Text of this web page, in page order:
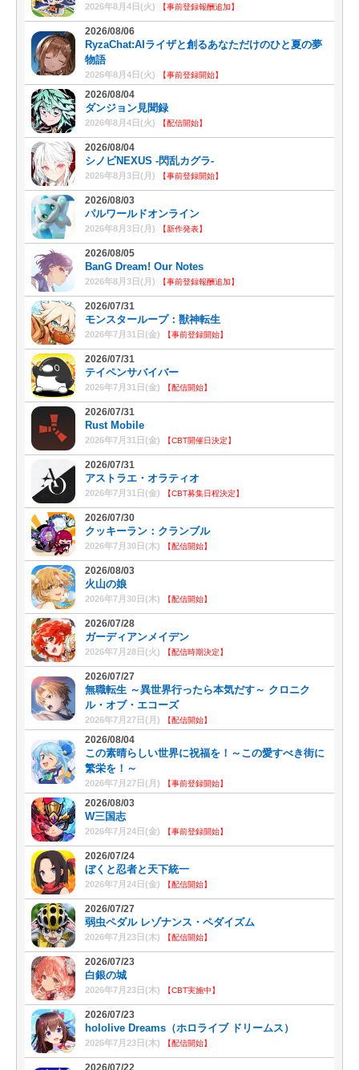
2026年8月4日(火) 【事前登録報酬追加】
2026/08/06
RyzaChat:AIライザと創るあなただけのひと夏の夢
物語
2026年8月4日(火) 【事前登録開始】
2026/08/04
ダンジョン見聞録
2026年8月4日(火) 【配信開始】
2026/08/04
シノビNEXUS -閃乱カグラ-
2026年8月3日(月) 【事前登録開始】
2026/08/03
パルワールドオンライン
2026年8月3日(月) 【新作発表】
2026/08/05
BanG Dream! Our Notes
2026年8月3日(月) 【事前登録報酬追加】
2026/07/31
モンスターループ：獣神転生
2026年7月31日(金) 【事前登録開始】
2026/07/31
テイペンサバイバー
2026年7月31日(金) 【配信開始】
2026/07/31
Rust Mobile
2026年7月31日(金) 【CBT開催日決定】
2026/07/31
アストラエ・オラティオ
2026年7月31日(金) 【CBT募集日程決定】
2026/07/30
クッキーラン：クランブル
2026年7月30日(木) 【配信開始】
2026/08/03
火山の娘
2026年7月30日(木) 【配信開始】
2026/07/28
ガーディアンメイデン
2026年7月28日(火) 【配信時期決定】
2026/07/27
無職転生 ～異世界行ったら本気だす～ クロニク
ル・オブ・エコーズ
2026年7月27日(月) 【配信開始】
2026/08/04
この素晴らしい世界に祝福を！～この愛すべき街に
繁栄を！～
2026年7月27日(月) 【事前登録開始】
2026/08/03
W三国志
2026年7月24日(金) 【事前登録開始】
2026/07/24
ぼくと忍者と天下統一
2026年7月24日(金) 【配信開始】
2026/07/27
弱虫ペダル レゾナンス・ペダイズム
2026年7月23日(木) 【配信開始】
2026/07/23
白銀の城
2026年7月23日(木) 【CBT実施中】
2026/07/23
hololive Dreams（ホロライブ ドリームス）
2026年7月23日(木) 【配信開始】
2026/07/22